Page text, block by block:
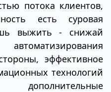
потока клиентов,
есть суровая
выжить - снижай
эффективное
технологий